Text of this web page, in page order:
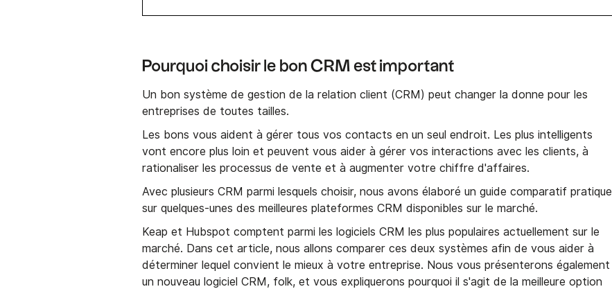
Pourquoi choisir le bon CRM est important
Un bon système de gestion de la relation client (CRM) peut changer la donne pour les
entreprises de toutes tailles.
Les bons vous aident à gérer tous vos contacts en un seul endroit. Les plus intelligents
vont encore plus loin et peuvent vous aider à gérer vos interactions avec les clients, à
rationaliser les processus de vente et à augmenter votre chiffre d'affaires.
Avec plusieurs CRM parmi lesquels choisir, nous avons élaboré un guide comparatif pratique
sur quelques-unes des meilleures plateformes CRM disponibles sur le marché.
Keap et Hubspot comptent parmi les logiciels CRM les plus populaires actuellement sur le
marché. Dans cet article, nous allons comparer ces deux systèmes afin de vous aider à
déterminer lequel convient le mieux à votre entreprise. Nous vous présenterons également
un nouveau logiciel CRM, folk, et vous expliquerons pourquoi il s'agit de la meilleure option